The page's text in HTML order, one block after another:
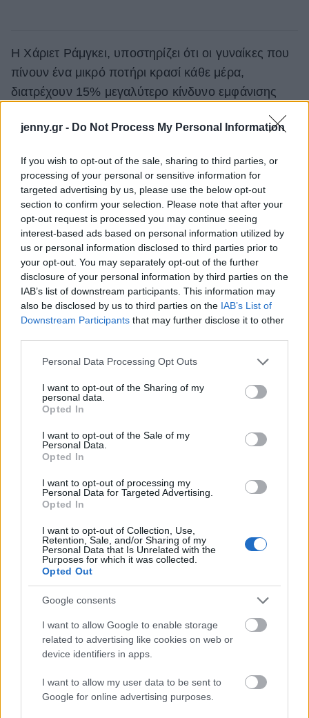
jenny.gr - Do Not Process My Personal Information
If you wish to opt-out of the sale, sharing to third parties, or
processing of your personal or sensitive information for
targeted advertising by us, please use the below opt-out
section to confirm your selection. Please note that after your
opt-out request is processed you may continue seeing
interest-based ads based on personal information utilized by
us or personal information disclosed to third parties prior to
your opt-out. You may separately opt-out of the further
disclosure of your personal information by third parties on the
IAB’s list of downstream participants. This information may
also be disclosed by us to third parties on the IAB’s List of
Downstream Participants that may further disclose it to other
Please note that this website/app uses one or more Google
not limited to your visit or usage behaviour. You may click to
grant or deny consent to Google and its third-party tags to
use your data for below specified purposes in below Google
consent section.
Personal Data Processing Opt Outs
I want to opt-out of the Sharing of my
personal data.
Opted In
I want to opt-out of the Sale of my
Personal Data.
Opted In
I want to opt-out of processing my
Personal Data for Targeted Advertising.
Opted In
I want to opt-out of Collection, Use,
Retention, Sale, and/or Sharing of my
Personal Data that Is Unrelated with the
Purposes for which it was collected.
Opted Out
Google consents
I want to allow Google to enable storage
related to advertising like cookies on web or
device identifiers in apps.
I want to allow my user data to be sent to
Google for online advertising purposes.
Η Χάριετ Ράμγκει, υποστηρίζει ότι οι γυναίκες που
πίνουν ένα μικρό ποτήρι κρασί κάθε μέρα,
διατρέχουν 15% μεγαλύτερο κίνδυνο εμφάνισης
πίνουν. Από 100 γυναίκες που πίνουν ένα μικρό
αναπτύξουνκαρκίνο του μαστούκατά τη διάρκεια
της ζωής τους, χωρίς να λαμβάνονται υπόψη
παράγοντες όπως το βάρος, ο γενετικός κίνδυνος
και το αν καπνίζουν ή όχι.
Οι γυναίκες που πίνουν οκτώ double-shot κοκτέιλ ή
οκτώ μεσαία ποτήρια κρασί κατά τη διάρκεια ενός
Σαββατοκύριακου διατρέχουν 24% μεγαλύτερο
κίνδυνο να αναπτύξουνκαρκίνο του μαστούαπό
που πίνουν οκτώ ποτά αυτού του μεγέθους κάθε
καρκίνο του μαστού κατά τη διάρκεια της ζωής
τους, χωρίς να λαμβάνονται υπόψη άλλοι
παράγοντες.